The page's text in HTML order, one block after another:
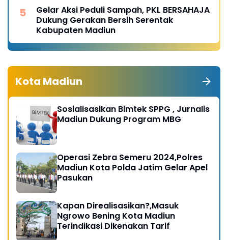
Gelar Aksi Peduli Sampah, PKL BERSAHAJA
Dukung Gerakan Bersih Serentak
Kabupaten Madiun
Kota Madiun
Sosialisasikan Bimtek SPPG , Jurnalis
Madiun Dukung Program MBG
Operasi Zebra Semeru 2024,Polres
Madiun Kota Polda Jatim Gelar Apel
Pasukan
Kapan Direalisasikan?,Masuk
Ngrowo Bening Kota Madiun
Terindikasi Dikenakan Tarif